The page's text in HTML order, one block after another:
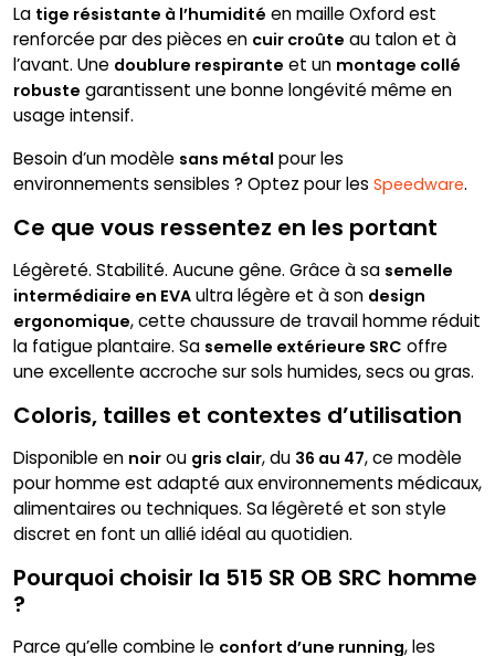
La tige résistante à l’humidité en maille Oxford est
renforcée par des pièces en cuir croûte au talon et à
l’avant. Une doublure respirante et un montage collé
robuste garantissent une bonne longévité même en
usage intensif.
Besoin d’un modèle sans métal pour les
environnements sensibles ? Optez pour les Speedware.
Ce que vous ressentez en les portant
Légèreté. Stabilité. Aucune gêne. Grâce à sa semelle
intermédiaire en EVA ultra légère et à son design
ergonomique, cette chaussure de travail homme réduit
la fatigue plantaire. Sa semelle extérieure SRC offre
une excellente accroche sur sols humides, secs ou gras.
Coloris, tailles et contextes d’utilisation
Disponible en noir ou gris clair, du 36 au 47, ce modèle
pour homme est adapté aux environnements médicaux,
alimentaires ou techniques. Sa légèreté et son style
discret en font un allié idéal au quotidien.
Pourquoi choisir la 515 SR OB SRC homme
?
Parce qu’elle combine le confort d’une running, les